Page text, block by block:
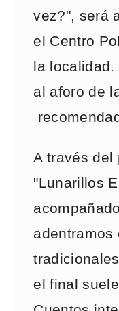
vez?", será
el Centro
la localidad.
al aforo de
A través del
"Lunarillos
adentramos
el final